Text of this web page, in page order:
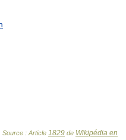
. Source : Article 1829 de Wikipédia en